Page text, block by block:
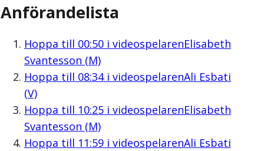
Anförandelista
Hoppa till 00:50i videospelarenElisabeth
Svantesson (M)
Hoppa till 08:34i videospelarenAli Esbati
(V)
Hoppa till 10:25i videospelarenElisabeth
Svantesson (M)
Hoppa till 11:59i videospelarenAli Esbati